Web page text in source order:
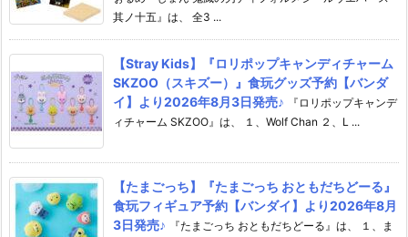
其ノ十五』は、 全3 ...
【Stray Kids】『ロリポップキャンディチャーム
SKZOO（スキズー）』食玩グッズ予約【バンダ
イ】より2026年8月3日発売♪
『ロリポップキャンデ
ィチャーム SKZOO』は、 １、Wolf Chan ２、L ...
【たまごっち】『たまごっち おともだちどーる』
食玩フィギュア予約【バンダイ】より2026年8月
3日発売♪
『たまごっち おともだちどーる』は、 １、ま